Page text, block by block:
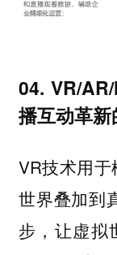
04. VR/
播互动革新
VR技术用
世界叠加到
步，让虚拟